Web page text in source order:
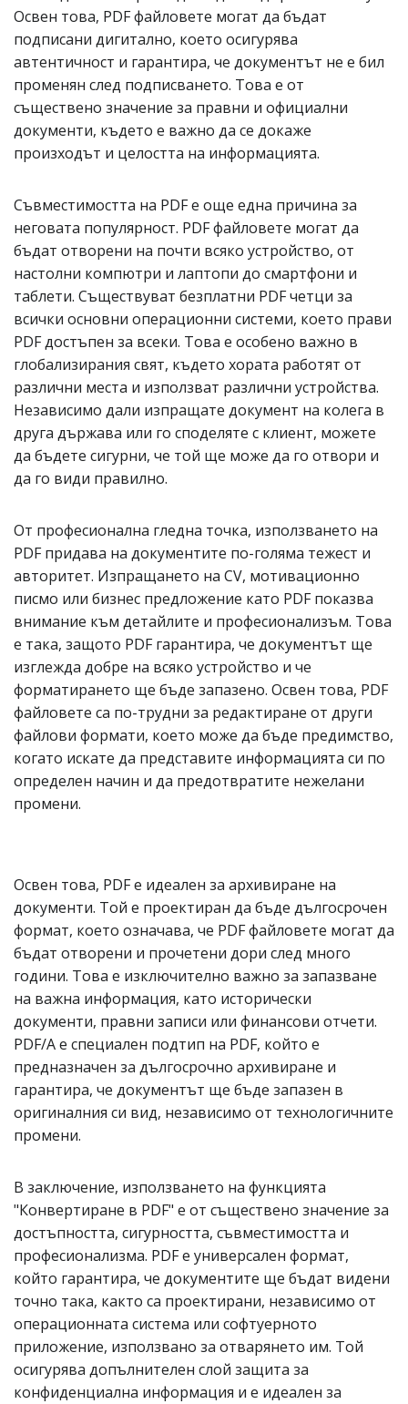
Освен това, PDF файловете могат да бъдат
подписани дигитално, което осигурява
автентичност и гарантира, че документът не е бил
променян след подписването. Това е от
съществено значение за правни и официални
документи, където е важно да се докаже
произходът и целостта на информацията.
Съвместимостта на PDF е още една причина за
неговата популярност. PDF файловете могат да
бъдат отворени на почти всяко устройство, от
настолни компютри и лаптопи до смартфони и
таблети. Съществуват безплатни PDF четци за
всички основни операционни системи, което прави
PDF достъпен за всеки. Това е особено важно в
глобализирания свят, където хората работят от
различни места и използват различни устройства.
Независимо дали изпращате документ на колега в
друга държава или го споделяте с клиент, можете
да бъдете сигурни, че той ще може да го отвори и
да го види правилно.
От професионална гледна точка, използването на
PDF придава на документите по-голяма тежест и
авторитет. Изпращането на CV, мотивационно
писмо или бизнес предложение като PDF показва
внимание към детайлите и професионализъм. Това
е така, защото PDF гарантира, че документът ще
изглежда добре на всяко устройство и че
форматирането ще бъде запазено. Освен това, PDF
файловете са по-трудни за редактиране от други
файлови формати, което може да бъде предимство,
когато искате да представите информацията си по
определен начин и да предотвратите нежелани
промени.
Освен това, PDF е идеален за архивиране на
документи. Той е проектиран да бъде дългосрочен
формат, което означава, че PDF файловете могат да
бъдат отворени и прочетени дори след много
години. Това е изключително важно за запазване
на важна информация, като исторически
документи, правни записи или финансови отчети.
PDF/A е специален подтип на PDF, който е
предназначен за дългосрочно архивиране и
гарантира, че документът ще бъде запазен в
оригиналния си вид, независимо от технологичните
промени.
В заключение, използването на функцията
"Конвертиране в PDF" е от съществено значение за
достъпността, сигурността, съвместимостта и
професионализма. PDF е универсален формат,
който гарантира, че документите ще бъдат видени
точно така, както са проектирани, независимо от
операционната система или софтуерното
приложение, използвано за отварянето им. Той
осигурява допълнителен слой защита за
конфиденциална информация и е идеален за